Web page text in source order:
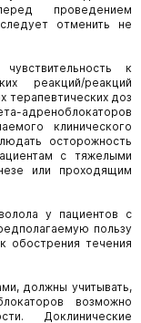
проведением
отменить не
к
реакций/реакций
терапевтических доз
адреноблокаторов
клинического
осторожность
с тяжелыми
или проходящим
у пациентов с
пользу
обострения течения
должны учитывать,
возможно
Доклинические